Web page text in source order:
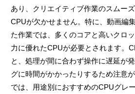
あり、クリエイティブ作業のスムー
CPUが欠かせません。特に、動画編
た作業では、多くのコアと高いクロ
力に優れたCPUが必要とされます。
と、処理が間に合わず操作に遅延が
グに時間がかかったりするため注意
では、用途別におすすめのCPUグレ